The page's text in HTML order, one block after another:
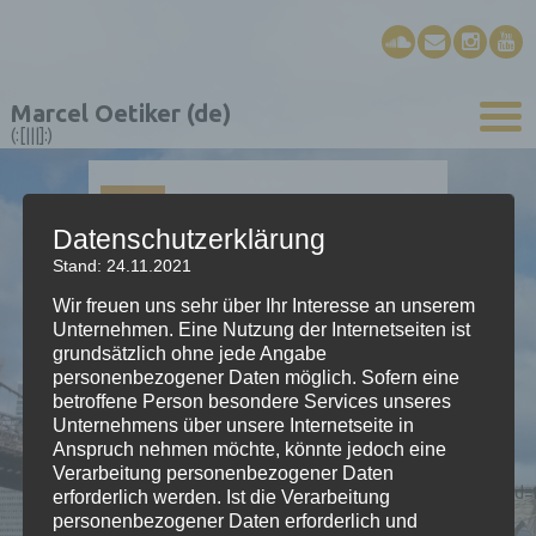
Marcel Oetiker (de)
(:[|||]:)
NATURE EFFECTS
community composition
forum.SCHWYZEROERGELI.com
[soundcloud
url=»https://api.soundcloud.com/tracks/220952628″
width=»100%» height=»166″
Datenschutzerklärung
Stand: 24.11.2021
Wir freuen uns sehr über Ihr Interesse an unserem
Unternehmen. Eine Nutzung der Internetseiten ist
grundsätzlich ohne jede Angabe
personenbezogener Daten möglich. Sofern eine
betroffene Person besondere Services unseres
Unternehmens über unsere Internetseite in
Anspruch nehmen möchte, könnte jedoch eine
Verarbeitung personenbezogener Daten
erforderlich werden. Ist die Verarbeitung
personenbezogener Daten erforderlich und